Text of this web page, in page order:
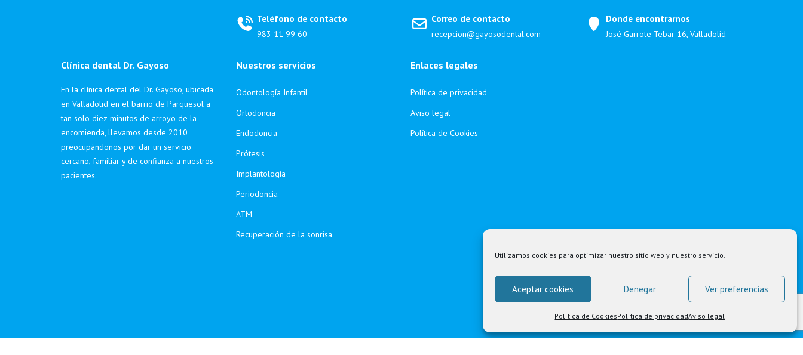
Utilizamos cookies para optimizar nuestro sitio web y nuestro servicio.
Aceptar cookies Denegar Ver preferencias
Política de CookiesPolítica de privacidadAviso legal
Teléfono de contacto
983 11 99 60
Correo de contacto
recepcion@gayosodental.com
Donde encontrarnos
José Garrote Tebar 16, Valladolid
Clínica dental Dr. Gayoso
En la clínica dental del Dr. Gayoso, ubicada
en Valladolid en el barrio de Parquesol a
tan solo diez minutos de arroyo de la
encomienda, llevamos desde 2010
preocupándonos por dar un servicio
cercano, familiar y de confianza a nuestros
pacientes.
Nuestros servicios
Odontología Infantil
Ortodoncia
Endodoncia
Prótesis
Implantología
Periodoncia
ATM
Recuperación de la sonrisa
Enlaces legales
Política de privacidad
Aviso legal
Política de Cookies